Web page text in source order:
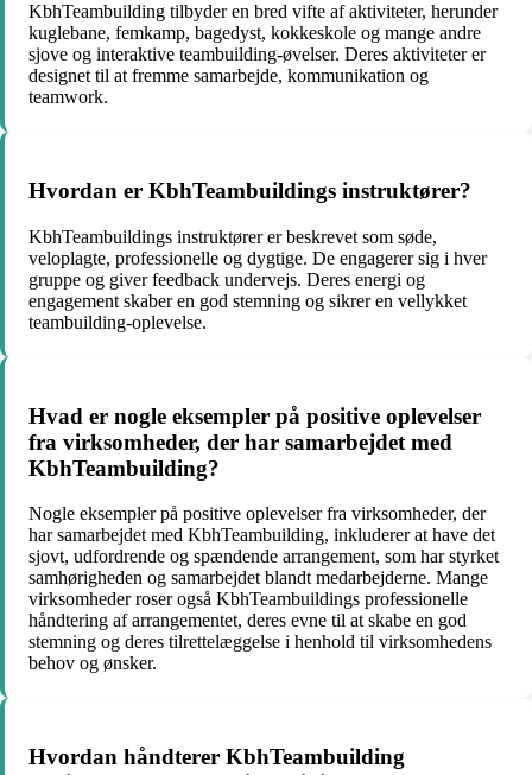
KbhTeambuilding tilbyder en bred vifte af aktiviteter, herunder
kuglebane, femkamp, bagedyst, kokkeskole og mange andre
sjove og interaktive teambuilding-øvelser. Deres aktiviteter er
designet til at fremme samarbejde, kommunikation og
teamwork.
Hvordan er KbhTeambuildings instruktører?
KbhTeambuildings instruktører er beskrevet som søde,
veloplagte, professionelle og dygtige. De engagerer sig i hver
gruppe og giver feedback undervejs. Deres energi og
engagement skaber en god stemning og sikrer en vellykket
teambuilding-oplevelse.
Hvad er nogle eksempler på positive oplevelser
fra virksomheder, der har samarbejdet med
KbhTeambuilding?
Nogle eksempler på positive oplevelser fra virksomheder, der
har samarbejdet med KbhTeambuilding, inkluderer at have det
sjovt, udfordrende og spændende arrangement, som har styrket
samhørigheden og samarbejdet blandt medarbejderne. Mange
virksomheder roser også KbhTeambuildings professionelle
håndtering af arrangementet, deres evne til at skabe en god
stemning og deres tilrettelæggelse i henhold til virksomhedens
behov og ønsker.
Hvordan håndterer KbhTeambuilding